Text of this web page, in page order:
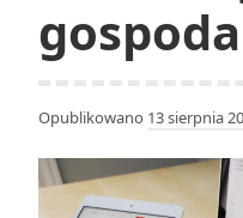
Opublikowano 13 sierpnia